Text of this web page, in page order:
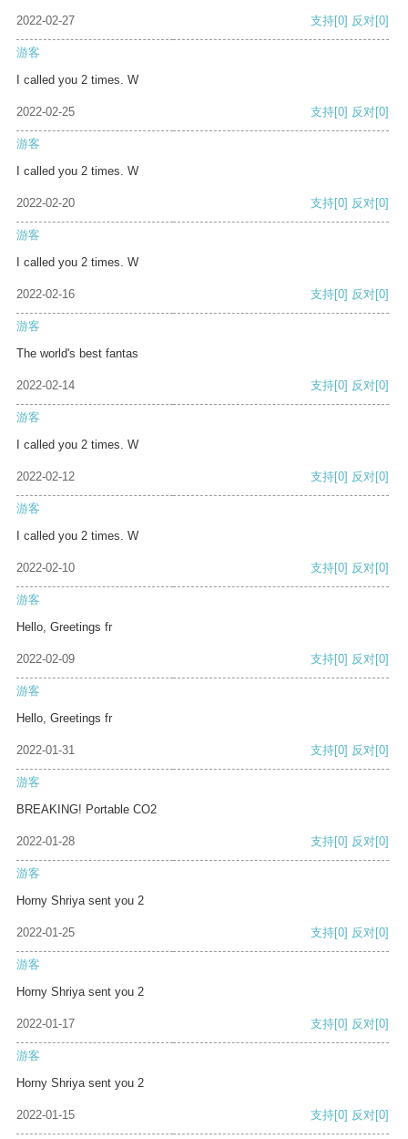
2022-02-27 支持[0] 反对[0]
游客
I called you 2 times. W
2022-02-25 支持[0] 反对[0]
游客
I called you 2 times. W
2022-02-20 支持[0] 反对[0]
游客
I called you 2 times. W
2022-02-16 支持[0] 反对[0]
游客
The world's best fantas
2022-02-14 支持[0] 反对[0]
游客
I called you 2 times. W
2022-02-12 支持[0] 反对[0]
游客
I called you 2 times. W
2022-02-10 支持[0] 反对[0]
游客
Hello, Greetings fr
2022-02-09 支持[0] 反对[0]
游客
Hello, Greetings fr
2022-01-31 支持[0] 反对[0]
游客
BREAKING! Portable CO2
2022-01-28 支持[0] 反对[0]
游客
Horny Shriya sent you 2
2022-01-25 支持[0] 反对[0]
游客
Horny Shriya sent you 2
2022-01-17 支持[0] 反对[0]
游客
Horny Shriya sent you 2
2022-01-15 支持[0] 反对[0]